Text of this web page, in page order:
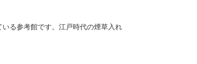
る参考館です。江戸時代の煙草入れ